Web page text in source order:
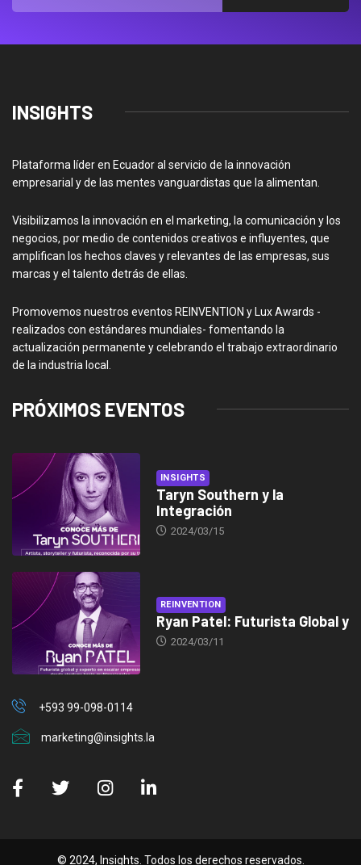
INSIGHTS
Plataforma líder en Ecuador al servicio de la innovación
empresarial y de las mentes vanguardistas que la alimentan.
Visibilizamos la innovación en el marketing, la comunicación y los
negocios, por medio de contenidos creativos e influyentes, que
amplifican los hechos claves y relevantes de las empresas, sus
marcas y el talento detrás de ellas.
Promovemos nuestros eventos REINVENTION y Lux Awards -
realizados con estándares mundiales- fomentando la
actualización permanente y celebrando el trabajo extraordinario
de la industria local.
PRÓXIMOS EVENTOS
INSIGHTS
Taryn Southern y la
Integración
2024/03/15
REINVENTION
Ryan Patel: Futurista Global y
2024/03/11
+593 99-098-0114
marketing@insights.la
© 2024, Insights. Todos los derechos reservados.